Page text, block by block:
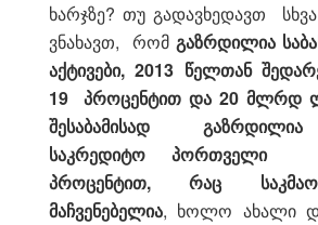
ხარჯზე? თუ გადავხედავთ
ვნახავთ, რომ გაზრდილია
აქტივები, 2013 წელთან
19
პროცენტით და 20 მლრდ
შესაბამისად
საკრედიტო პორთველი
პროცენტით,
რაც
მაჩვენებელია, ხოლო ახალი